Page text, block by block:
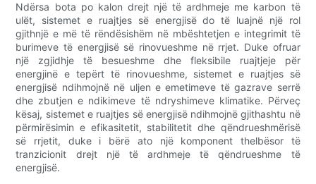
Ndërsa bota po kalon drejt një të ardhmeje me karbon të
ulët, sistemet e ruajtjes së energjisë do të luajnë një rol
gjithnjë e më të rëndësishëm në mbështetjen e integrimit të
burimeve të energjisë së rinovueshme në rrjet. Duke ofruar
një zgjidhje të besueshme dhe fleksibile ruajtjeje për
energjinë e tepërt të rinovueshme, sistemet e ruajtjes së
energjisë ndihmojnë në uljen e emetimeve të gazrave serrë
dhe zbutjen e ndikimeve të ndryshimeve klimatike. Përveç
kësaj, sistemet e ruajtjes së energjisë ndihmojnë gjithashtu në
përmirësimin e efikasitetit, stabilitetit dhe qëndrueshmërisë
së rrjetit, duke i bërë ato një komponent thelbësor të
tranzicionit drejt një të ardhmeje të qëndrueshme të
energjisë.